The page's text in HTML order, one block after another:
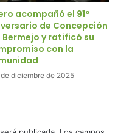
acompañó el 91°
de Concepción
Bermejo y ratificó su
con la
diciembre de 2025